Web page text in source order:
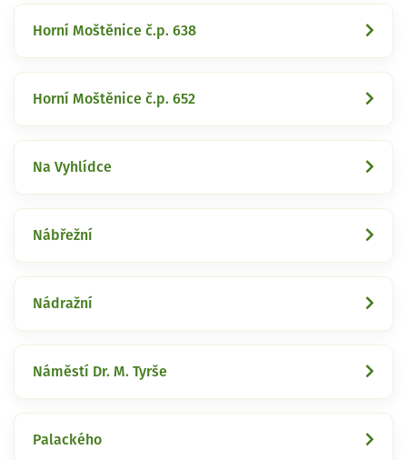
Horní Moštěnice č.p. 638
Horní Moštěnice č.p. 652
Na Vyhlídce
Nábřežní
Nádražní
Náměstí Dr. M. Tyrše
Palackého